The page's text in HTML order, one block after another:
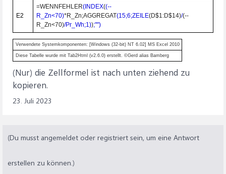
E2
=WENNFEHLER(INDEX((--
R_Zn<70)*R_Zn;AGGREGAT(15;6;ZEILE(D$1:D$14)/(--
R_Zn<70)/Pr_Wh;1));"")
Verwendete Systemkomponenten: [Windows (32-bit) NT 6.02] MS Excel 2010
Diese Tabelle wurde mit Tab2Html (v2.6.0) erstellt. ©Gerd alias Bamberg
(Nur) die Zellformel ist nach unten ziehend zu
kopieren.
23. Juli 2023
(Du musst angemeldet oder registriert sein, um eine Antwort
erstellen zu können.)